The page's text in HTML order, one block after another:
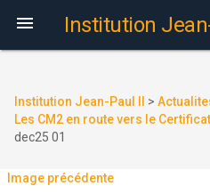
 Institution
Institution Jean-Paul II >
Les CM2 en route vers le
dec25 01
Image précédente